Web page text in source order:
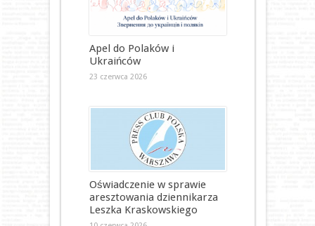
Apel do Polaków i
Ukraińców
23 czerwca 2026
Oświadczenie w sprawie
aresztowania dziennikarza
Leszka Kraskowskiego